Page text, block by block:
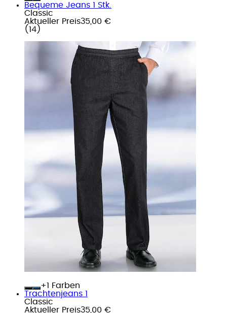
Bequeme Jeans 1 Stk.
Classic
Aktueller Preis35,00 €
( 14 )
+
Farben
Trachtenjeans 1
Classic
Aktueller Preis35,00 €